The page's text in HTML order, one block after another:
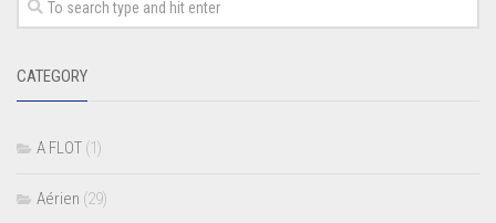
CATEGORY
A FLOT (1)
Aérien (29)